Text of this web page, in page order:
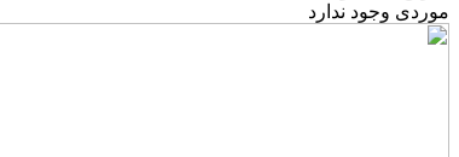
موردی وجود ندارد